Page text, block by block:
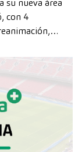
su nueva área
con 4